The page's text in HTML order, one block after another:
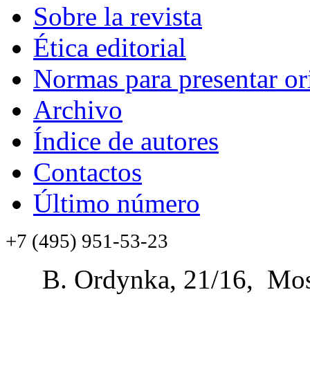
Sobre la revista
Ética editorial
Normas para presentar
Archivo
Índice de autores
Contactos
Último número
+7 (495) 951-53-23
B. Ordynka, 21/16,